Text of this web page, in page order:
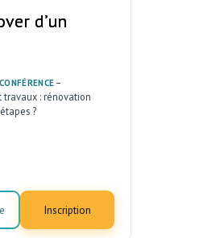
d’un
CONFÉRENCE –
travaux : rénovation
?
Inscription